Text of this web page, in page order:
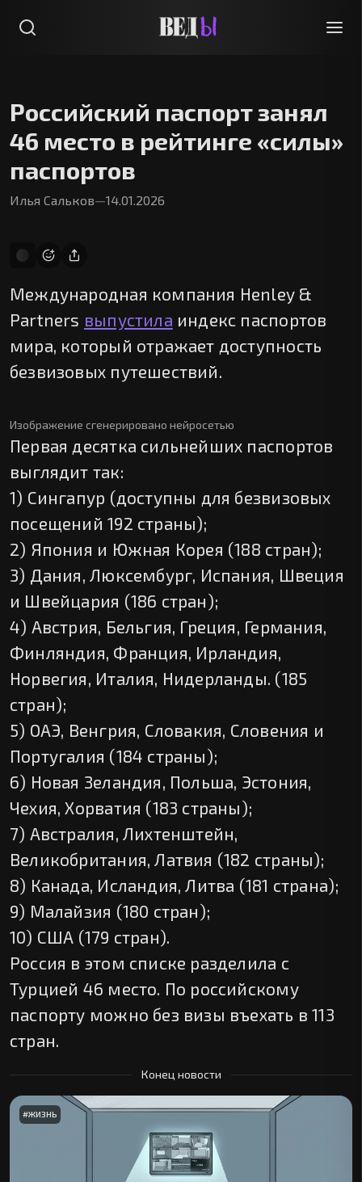
Российский паспорт занял
46 место в рейтинге «силы»
паспортов
Илья Сальков—14.01.2026
Международная компания Henley &
Partners выпустила индекс паспортов
мира, который отражает доступность
безвизовых путешествий.
Изображение сгенерировано нейросетью
Первая десятка сильнейших паспортов
выглядит так:
1) Сингапур (доступны для безвизовых
посещений 192 страны);
2) Япония и Южная Корея (188 стран);
3) Дания, Люксембург, Испания, Швеция
и Швейцария (186 стран);
4) Австрия, Бельгия, Греция, Германия,
Финляндия, Франция, Ирландия,
Норвегия, Италия, Нидерланды. (185
стран);
5) ОАЭ, Венгрия, Словакия, Словения и
Португалия (184 страны);
6) Новая Зеландия, Польша, Эстония,
Чехия, Хорватия (183 страны);
7) Австралия, Лихтенштейн,
Великобритания, Латвия (182 страны);
8) Канада, Исландия, Литва (181 страна);
9) Малайзия (180 стран);
10) США (179 стран).
Россия в этом списке разделила с
Турцией 46 место. По российскому
паспорту можно без визы въехать в 113
стран.
Конец новости
#ЖИЗНЬ